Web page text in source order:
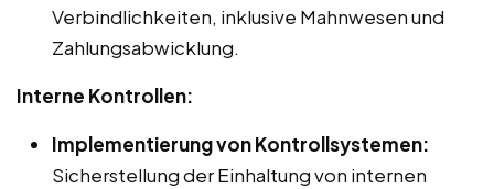
Verbindlichkeiten, inklusive Mahnwesen und
Zahlungsabwicklung.
Interne Kontrollen:
Implementierung von Kontrollsystemen:
Sicherstellung der Einhaltung von internen